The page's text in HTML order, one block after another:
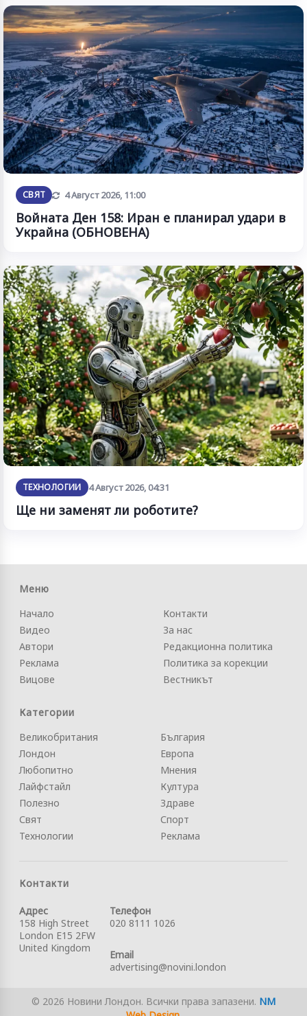
СВЯТ Обновена
4 Август 2026, 11:00
Войната Ден 158: Иран е планирал удари в
Украйна (ОБНОВЕНА)
ТЕХНОЛОГИИ 4 Август 2026, 04:31
Ще ни заменят ли роботите?
Меню
Начало
Видео
Автори
Реклама
Вицове
Контакти
За нас
Редакционна политика
Политика за корекции
Вестникът
Категории
Великобритания
Лондон
Любопитно
Лайфстайл
Полезно
Свят
Технологии
България
Европа
Мнения
Култура
Здраве
Спорт
Реклама
Контакти
Адрес
158 High Street
London E15 2FW
United Kingdom
Телефон
020 8111 1026
Email
advertising@novini.london
© 2026 Новини Лондон. Всички права запазени. NM